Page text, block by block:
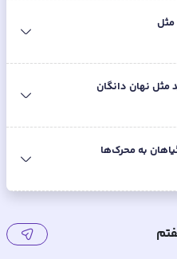
نهان دانگان
به محرک‌ها